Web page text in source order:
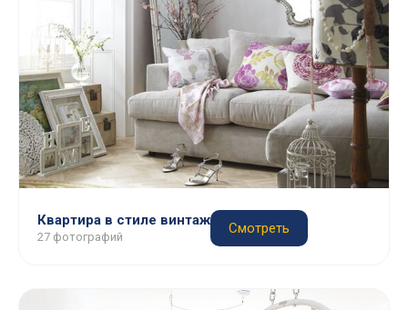
Квартира в стиле винтаж
27 фотографий
Смотреть